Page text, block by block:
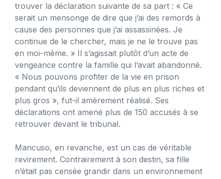
trouver la déclaration suivante de sa part : « Ce
serait un mensonge de dire que j’ai des remords à
cause des personnes que j’ai assassinées. Je
continue de le chercher, mais je ne le trouve pas
en moi-même. » Il s’agissait plutôt d’un acte de
vengeance contre la famille qui l’avait abandonné.
« Nous pouvons profiter de la vie en prison
pendant qu’ils deviennent de plus en plus riches et
plus gros », fut-il amèrement réalisé. Ses
déclarations ont amené plus de 150 accusés à se
retrouver devant le tribunal.
Mancuso, en revanche, est un cas de véritable
revirement. Contrairement à son destin, sa fille
n’était pas censée grandir dans un environnement